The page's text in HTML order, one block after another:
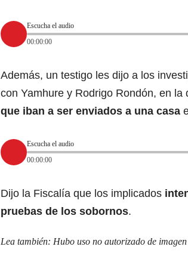
Escucha el audio
00:00:00
Además, un testigo les dijo a los
con Yamhure y Rodrigo Rondón, en la
que iban a ser enviados a una casa
Escucha el audio
00:00:00
Dijo la Fiscalía que los implicados
pruebas de los sobornos.
Lea también: Hubo uso no autorizado de